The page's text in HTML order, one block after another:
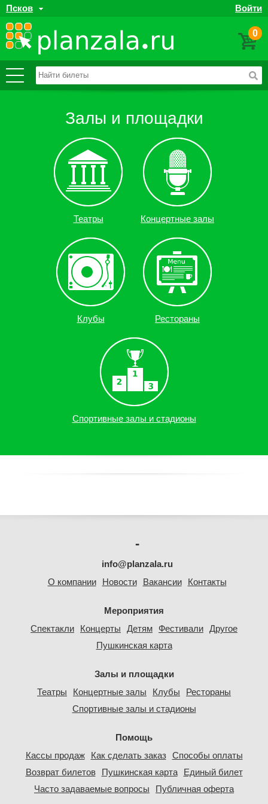
Псков Войти
0
Залы и площадки
Театры Концертные залы
Клубы Рестораны
Спортивные залы и стадионы
Мероприятия
Спектакли
Концерты Детям Фестивали Другое
Пушкинская карта
Залы и площадки
Театры
Концертные залы Клубы
Рестораны
Спортивные залы и стадионы
Помощь
Кассы продаж
Как сделать заказ
Способы оплаты
Возврат билетов
Пушкинская карта
Единый билет
Часто задаваемые вопросы
Публичная оферта
-
info@planzala.ru
О компании
Новости Вакансии Контакты